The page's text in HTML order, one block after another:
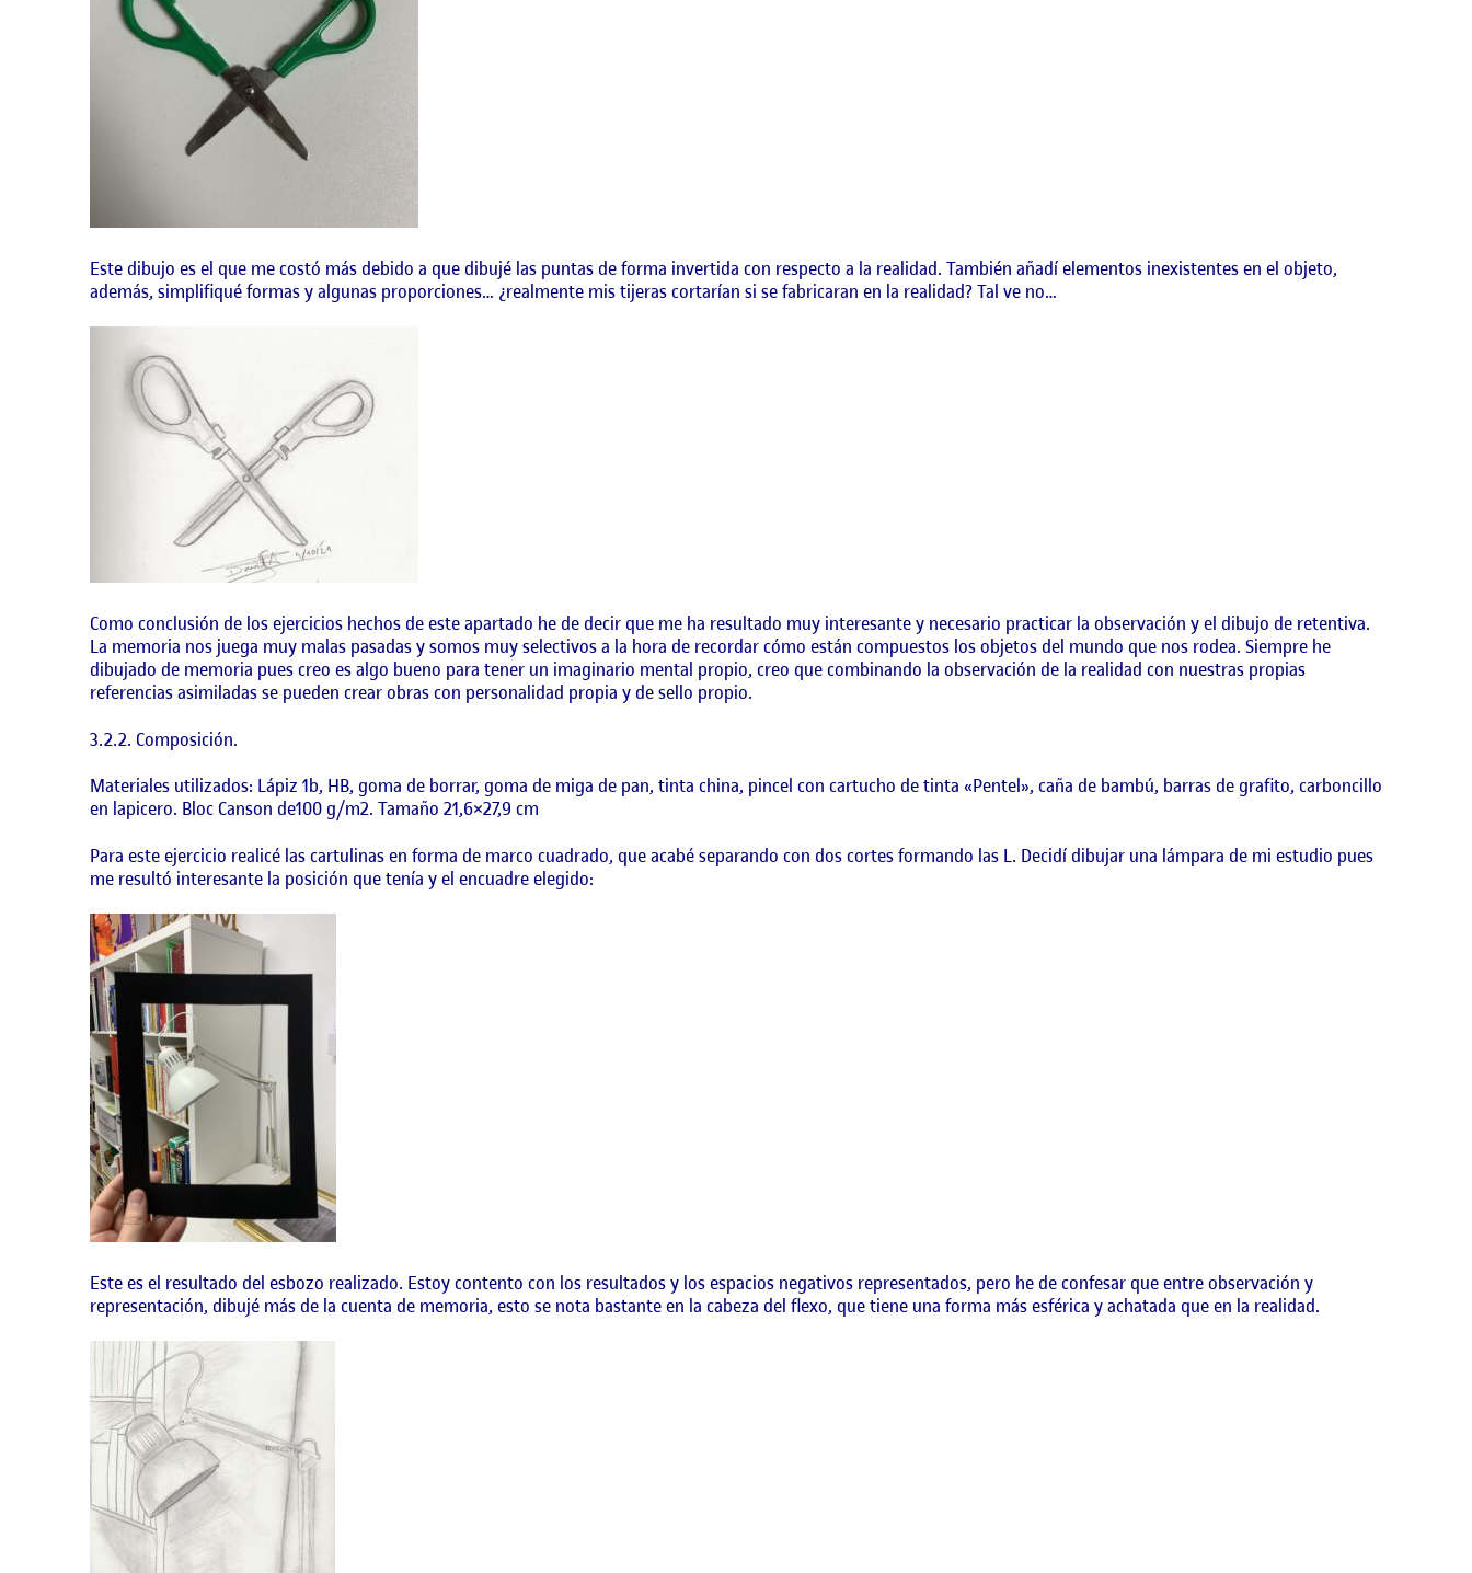
Este dibujo es el que me costó más debido a que dibujé las puntas de forma invertida con respecto a la realidad. También añadí elementos inexistentes en el objeto,
además, simplifiqué formas y algunas proporciones… ¿realmente mis tijeras cortarían si se fabricaran en la realidad? Tal ve no…
Como conclusión de los ejercicios hechos de este apartado he de decir que me ha resultado muy interesante y necesario practicar la observación y el dibujo de retentiva.
La memoria nos juega muy malas pasadas y somos muy selectivos a la hora de recordar cómo están compuestos los objetos del mundo que nos rodea. Siempre he
dibujado de memoria pues creo es algo bueno para tener un imaginario mental propio, creo que combinando la observación de la realidad con nuestras propias
referencias asimiladas se pueden crear obras con personalidad propia y de sello propio.
3.2.2. Composición.
Materiales utilizados: Lápiz 1b, HB, goma de borrar, goma de miga de pan, tinta china, pincel con cartucho de tinta «Pentel», caña de bambú, barras de grafito, carboncillo
en lapicero. Bloc Canson de100 g/m2. Tamaño 21,6×27,9 cm
Para este ejercicio realicé las cartulinas en forma de marco cuadrado, que acabé separando con dos cortes formando las L. Decidí dibujar una lámpara de mi estudio pues
me resultó interesante la posición que tenía y el encuadre elegido:
Este es el resultado del esbozo realizado. Estoy contento con los resultados y los espacios negativos representados, pero he de confesar que entre observación y
representación, dibujé más de la cuenta de memoria, esto se nota bastante en la cabeza del flexo, que tiene una forma más esférica y achatada que en la realidad.